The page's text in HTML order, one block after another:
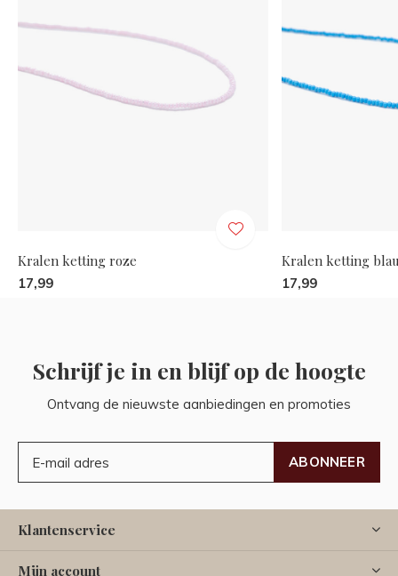
Kralen ketting roze
17,99
Kralen ketting
17,99
Schrijf je in en blijf op de hoogte
Ontvang de nieuwste aanbiedingen en promoties
ABONNEER
Klantenservice
Mijn account